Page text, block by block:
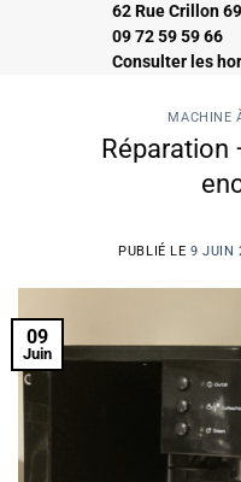
62 Rue Crillon
09 72 59 59 66
Consulter les
MACHINE
Réparation
PUBLIÉ LE 9 JUIN
09
Juin